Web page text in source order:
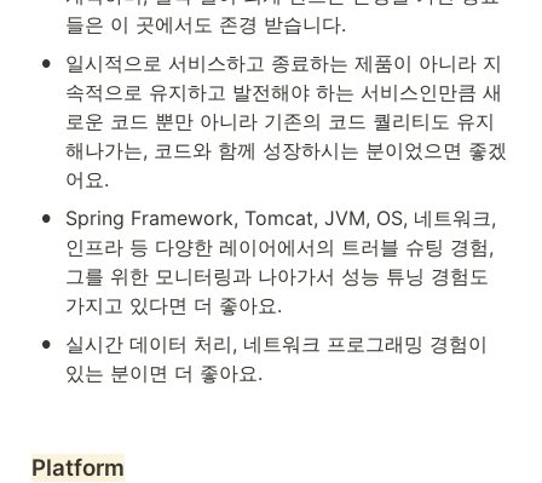
들은 이 곳에서도 존경 받습니다.
•
일시적으로 서비스하고 종료하는 제품이 아니라 지
속적으로 유지하고 발전해야 하는 서비스인만큼 새
로운 코드 뿐만 아니라 기존의 코드 퀄리티도 유지
해나가는, 코드와 함께 성장하시는 분이었으면 좋겠
어요.
•
Spring Framework, Tomcat, JVM, OS, 네트워크,
인프라 등 다양한 레이어에서의 트러블 슈팅 경험,
그를 위한 모니터링과 나아가서 성능 튜닝 경험도
가지고 있다면 더 좋아요.
•
실시간 데이터 처리, 네트워크 프로그래밍 경험이
있는 분이면 더 좋아요.
Platform